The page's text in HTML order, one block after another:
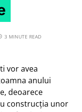
3 MINUTE READ
vor avea
anului
deoarece
construcția unor